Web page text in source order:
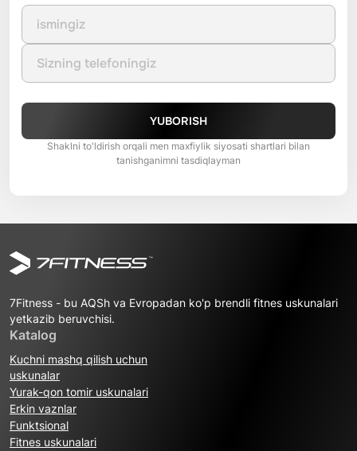
YUBORISH
Shaklni to'ldirish orqali men maxfiylik siyosati shartlari bilan
tanishganimni tasdiqlayman
7Fitness - bu AQSh va Evropadan ko'p brendli fitnes uskunalari
yetkazib beruvchisi.
Katalog
Kuchni mashq qilish uchun
uskunalar
Yurak-qon tomir uskunalari
Erkin vaznlar
Funktsional
Fitnes uskunalari